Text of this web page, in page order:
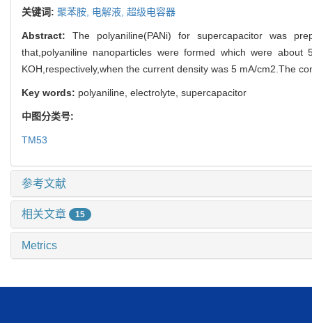
关键词: 聚苯胺, 电解液, 超级电容器
Abstract: The polyaniline(PANi) for supercapacitor was
that,polyaniline nanoparticles were formed which were
KOH,respectively,when the current density was 5 mA/cm2.The
Key words: polyaniline, electrolyte, supercapacitor
中图分类号:
TM53
参考文献
相关文章 15
Metrics